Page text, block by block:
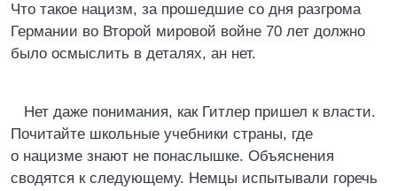
Что такое нацизм, за прошедшие со дня разгрома
Германии во Второй мировой войне 70 лет должно
было осмыслить в деталях, ан нет.
Нет даже понимания, как Гитлер пришел к власти.
Почитайте школьные учебники страны, где
о нацизме знают не понаслышке. Объяснения
сводятся к следующему. Немцы испытывали горечь